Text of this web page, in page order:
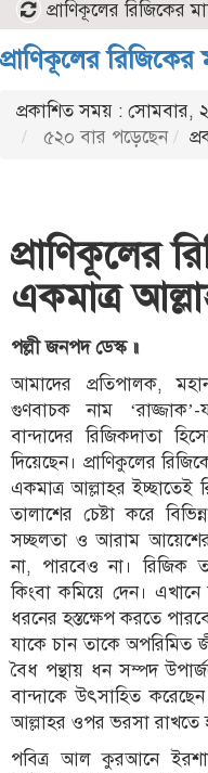
প্রাণিকূলের রিজিকের
প্রাণিকূলের
প্রকাশিত সময় : সোমবার,
৫২০ বার পড়েছেন
প্রাণিকূলের
একমাত্র
পল্লী জনপদ ডেস্ক ॥
আমাদের প্রতিপালক,
গুণবাচক নাম
বান্দাদের রিজিকদাতা
দিয়েছেন। প্রাণিকুলের
একমাত্র আল্লাহর
তালাশের চেষ্টা করে
সচ্ছলতা ও আরাম
না, পারবেও না। রিজিক
কিংবা কমিয়ে দেন।
ধরনের হস্তক্ষেপ করতে
যাকে চান তাকে অপরিমিত
বৈধ পন্থায় ধন সম্পদ
বান্দাকে উৎসাহিত
আল্লাহর ওপর ভরসা রাখতে
পবিত্র আল কুরআনে